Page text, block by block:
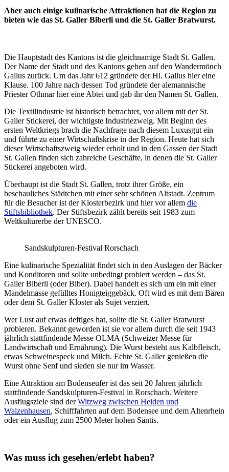
Aber auch einige kulinarische Attraktionen hat die Region zu
bieten wie das St. Galler Biberli und die St. Galler Bratwurst.
Die Hauptstadt des Kantons ist die gleichnamige Stadt St. Gallen.
Der Name der Stadt und des Kantons gehen auf den Wandermönch
Gallus zurück. Um das Jahr 612 gründete der Hl. Gallus hier eine
Klause. 100 Jahre nach dessen Tod gründete der alemannische
Priester Othmar hier eine Abtei und gab ihr den Namen St. Gallen.
Die Textilindustrie ist historisch betrachtet, vor allem mit der St.
Galler Stickerei, der wichtigste Industriezweig. Mit Beginn des
ersten Weltkriegs brach die Nachfrage nach diesem Luxusgut ein
und führte zu einer Wirtschaftskrise in der Region. Heute hat sich
dieser Wirtschaftszweig wieder erholt und in den Gassen der Stadt
St. Gallen finden sich zahreiche Geschäfte, in denen die St. Galler
Stickerei angeboten wird.
Überhaupt ist die Stadt St. Gallen, trotz ihrer Größe, ein
beschauliches Städtchen mit einer sehr schönen Altstadt. Zentrum
für die Besucher ist der Klosterbezirk und hier vor allem die
Stiftsbibliothek. Der Stiftsbezirk zählt bereits seit 1983 zum
Weltkulturerbe der UNESCO.
Sandskulpturen-Festival Rorschach
Eine kulinarische Spezialität findet sich in den Auslagen der Bäcker
und Konditoren und sollte unbedingt probiert werden – das St.
Galler Biberli (oder Biber). Dabei handelt es sich um ein mit einer
Mandelmasse gefülltes Honigteiggebäck. Oft wird es mit dem Bären
oder dem St. Galler Kloster als Sujet verziert.
Wer Lust auf etwas deftiges hat, sollte die St. Galler Bratwurst
probieren. Bekannt geworden ist sie vor allem durch die seit 1943
jährlich stattfindende Messe OLMA (Schweizer Messe für
Landwirtschaft und Ernährung). Die Wurst besteht aus Kalbfleisch,
etwas Schweinespeck und Milch. Echte St. Galler genießen die
Wurst ohne Senf und sieden sie nur im Wasser.
Eine Attraktion am Bodenseufer ist das seit 20 Jahren jährlich
stattfindende Sandskulpturen-Festival in Rorschach. Weitere
Ausflugsziele sind derWitzweg zwischen Heiden und
Walzenhausen, Schifffahrten auf dem Bodensee und dem Altenrhein
oder ein Ausflug zum 2500 Meter hohen Säntis.
Was muss ich gesehen/erlebt haben?